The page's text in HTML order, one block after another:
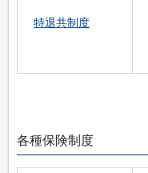
特退共制度
各種保険制度